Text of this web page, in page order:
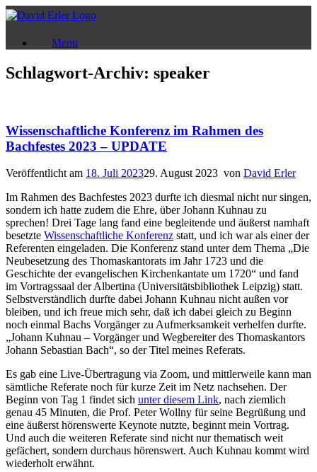
Zum
Inhalt
Menü
Schlagwort-Archiv: speaker
Wissenschaftliche Konferenz im Rahmen des
Bachfestes 2023 – UPDATE
Veröffentlicht am 18. Juli 202329. August 2023 von David Erler
Im Rahmen des Bachfestes 2023 durfte ich diesmal nicht nur singen,
sondern ich hatte zudem die Ehre, über Johann Kuhnau zu
sprechen! Drei Tage lang fand eine begleitende und äußerst namhaft
besetzte Wissenschaftliche Konferenz statt, und ich war als einer der
Referenten eingeladen. Die Konferenz stand unter dem Thema „Die
Neubesetzung des Thomaskantorats im Jahr 1723 und die
Geschichte der evangelischen Kirchenkantate um 1720“ und fand
im Vortragssaal der Albertina (Universitätsbibliothek Leipzig) statt.
Selbstverständlich durfte dabei Johann Kuhnau nicht außen vor
bleiben, und ich freue mich sehr, daß ich dabei gleich zu Beginn
noch einmal Bachs Vorgänger zu Aufmerksamkeit verhelfen durfte.
„Johann Kuhnau – Vorgänger und Wegbereiter des Thomaskantors
Johann Sebastian Bach“, so der Titel meines Referats.
Es gab eine Live-Übertragung via Zoom, und mittlerweile kann man
sämtliche Referate noch für kurze Zeit im Netz nachsehen. Der
Beginn von Tag 1 findet sich unter diesem Link, nach ziemlich
genau 45 Minuten, die Prof. Peter Wollny für seine Begrüßung und
eine äußerst hörenswerte Keynote nutzte, beginnt mein Vortrag.
Und auch die weiteren Referate sind nicht nur thematisch weit
gefächert, sondern durchaus hörenswert. Auch Kuhnau kommt wird
wiederholt erwähnt.